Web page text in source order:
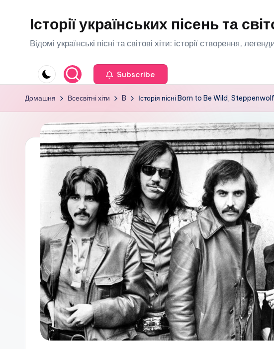
Історії українських пісень та
Відомі українські пісні та світові хіти: історії створення,
Subscribe
Домашня Всесвітні хіти B Історія пісні Born to Be Wild, Steppenwolf